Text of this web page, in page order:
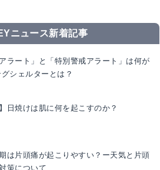
ニュース新着記事
ラート」と「特別警戒アラート」は何が
シェルターとは？
日焼けは肌に何を起こすのか？
は片頭痛が起こりやすい？ー天気と片頭
策について